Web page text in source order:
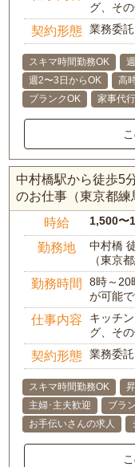
グ、そ
契約形態 業務委託
スキマ時間勤務OK
週2〜3日からOK
高
ブランクOK
家事代
中村橋駅から徒歩5
のお仕事（東京都練
時給 1,500〜
勤務地
中村橋
（東京
勤務時間
8時～20
が可能
仕事内容
キッチ
グ、そ
契約形態 業務委託
スキマ時間勤務OK
主婦･主夫歓迎
ブラ
お手伝いさんの求人